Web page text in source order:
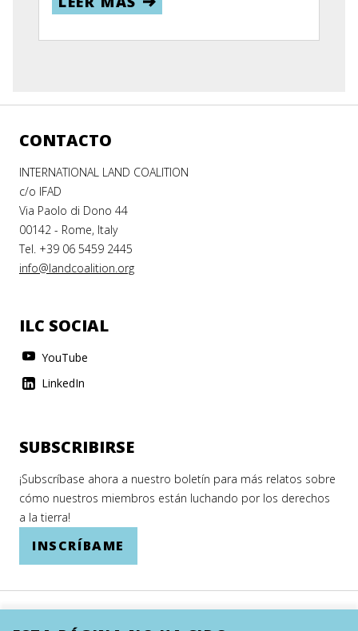
CONTACTO
INTERNATIONAL LAND COALITION
c/o IFAD
Via Paolo di Dono 44
00142 - Rome, Italy
Tel. +39 06 5459 2445
info@landcoalition.org
ILC SOCIAL
YouTube
LinkedIn
SUBSCRIBIRSE
¡Subscríbase ahora a nuestro boletín para más relatos sobre
cómo nuestros miembros están luchando por los derechos
a la tierra!
INSCRÍBAME